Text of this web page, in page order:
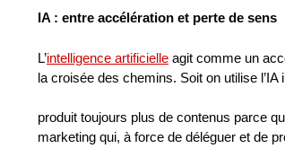
IA : entre accélération et perte de sens
L’intelligence artificielle agit comme un
la croisée des chemins. Soit on utilise
produit toujours plus de contenus parce
marketing qui, à force de déléguer et de